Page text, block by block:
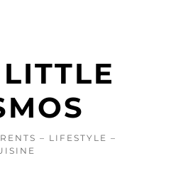
– LIFESTYLE –